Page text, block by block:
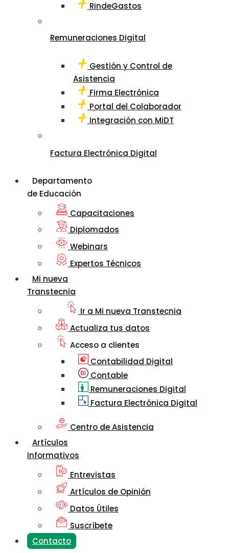
RindeGastos
Remuneraciones Digital
Gestión y Control de
Asistencia
Firma Electrónica
Portal del Colaborador
Integración con MiDT
Factura Electrónica Digital
Departamento
de Educación
Capacitaciones
Diplomados
Webinars
Expertos Técnicos
Mi nueva
Transtecnia
Ir a Mi nueva Transtecnia
Actualiza tus datos
Acceso a clientes
Contabilidad Digital
Contable
Remuneraciones Digital
Factura Electrónica Digital
Centro de Asistencia
Artículos
Informativos
Entrevistas
Artículos de Opinión
Datos Útiles
Suscríbete
Contacto